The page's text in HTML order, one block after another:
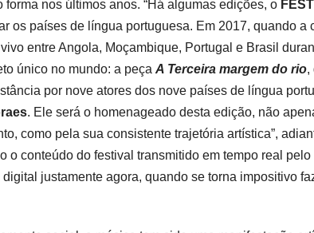
forma nos últimos anos. “Há algumas edições, o
os países de língua portuguesa. Em 2017, quando a
entre Angola, Moçambique, Portugal e Brasil
único no mundo: a peça A Terceira margem do rio,
por nove atores dos nove países de língua
. Ele será o homenageado desta edição, não
como pela sua consistente trajetória artística”,
o conteúdo do festival transmitido em tempo real
justamente agora, quando se torna impositivo